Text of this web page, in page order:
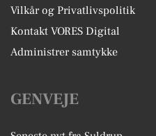
Vilkår og Privatlivspolitik
Kontakt VORES Digital
Administrer samtykke
GENVEJE